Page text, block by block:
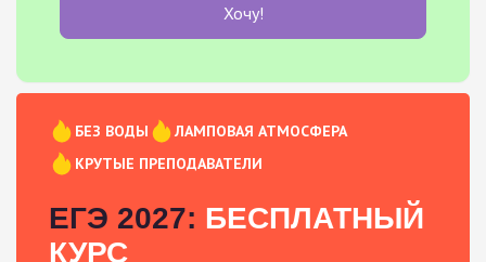
Хочу!
БЕЗ ВОДЫ
ЛАМПОВАЯ АТМОСФЕРА
КРУТЫЕ ПРЕПОДАВАТЕЛИ
ЕГЭ 2027: БЕСПЛАТНЫЙ
КУРС